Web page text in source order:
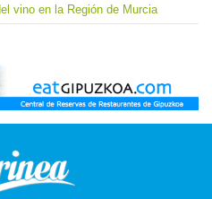
vino en la Región de Murcia